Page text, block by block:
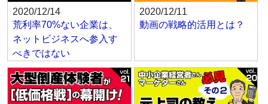
2020/12/14
荒利率70%ない企業は、
ネットビジネスへ参入す
べきではない
2020/12/11
動画の戦略的活用とは？